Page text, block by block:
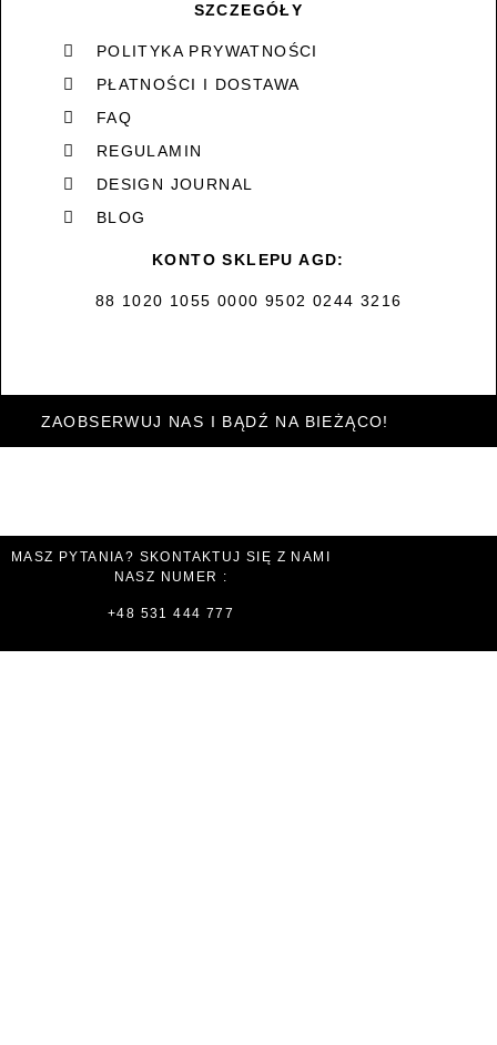
SZCZEGÓŁY
POLITYKA PRYWATNOŚCI
PŁATNOŚCI I DOSTAWA
FAQ
REGULAMIN
DESIGN JOURNAL
BLOG
KONTO SKLEPU AGD:
88 1020 1055 0000 9502 0244 3216
ZAOBSERWUJ NAS I BĄDŹ NA BIEŻĄCO!
MASZ PYTANIA? SKONTAKTUJ SIĘ Z NAMI
NASZ NUMER :
+48 531 444 777